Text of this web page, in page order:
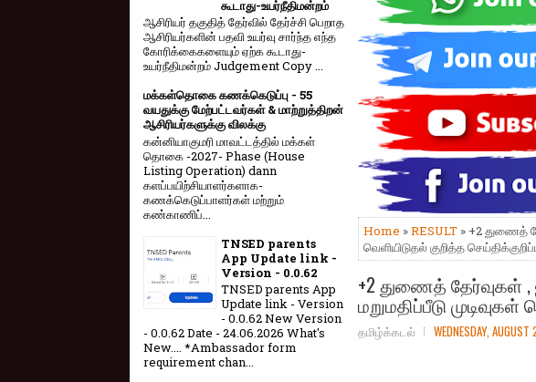
Home »RESULT » +2 துணைத்
வெளியிடுதல் குறித்த
+2 துணைத் தேர்வுகள்
மறுமதிப்பீடு முடிவுகள்
தமிழ்க்கடல் WEDNESDAY,
கூடாது-உயர்நீதிமன்றம்
ஆசிரியர் தகுதித் தேர்வில் தேர்ச்சி பெறாத
ஆசிரியர்களின் பதவி உயர்வு சார்ந்த எந்த
கோரிக்கைகளையும் ஏற்க கூடாது-
உயர்நீதிமன்றம் Judgement Copy ...
மக்கள்தொகை கணக்கெடுப்பு - 55
வயதுக்கு மேற்பட்டவர்கள் & மாற்றுத்திறன்
ஆசிரியர்களுக்கு விலக்கு
கன்னியாகுமரி மாவட்டத்தில் மக்கள்
தொகை -2027- Phase (House
Listing Operation) dann
களப்பயிற்சியாளர்களாக-
கணக்கெடுப்பாளர்கள் மற்றும்
கண்காணிப்...
TNSED parents
App Update link -
Version - 0.0.62
TNSED parents App
Update link - Version
- 0.0.62 New Version
- 0.0.62 Date - 24.06.2026 What's
New.... *Ambassador form
requirement chan...